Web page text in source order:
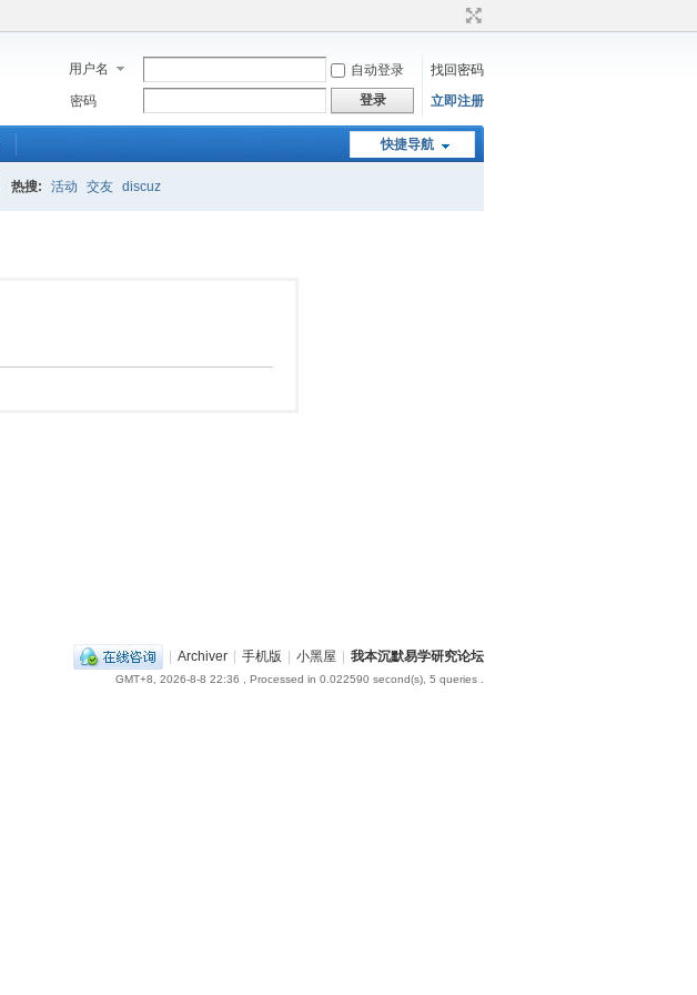
用户名 自动登录
找回密码
密码
登录 立即注册
快捷导航
热搜: 活动 交友 discuz
| Archiver | 手机版 | 小黑屋 | 我本沉默易学研究论坛
GMT+8, 2026-8-8 22:36 , Processed in 0.022590 second(s), 5 queries .